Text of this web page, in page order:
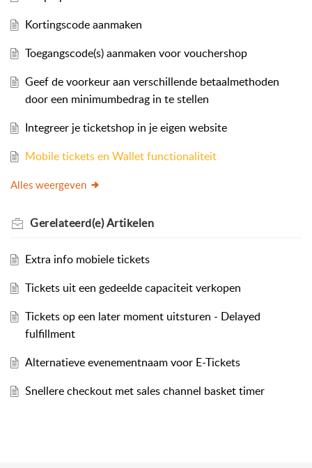
Kortingscode aanmaken
Toegangscode(s) aanmaken voor vouchershop
Geef de voorkeur aan verschillende betaalmethoden
door een minimumbedrag in te stellen
Integreer je ticketshop in je eigen website
Mobile tickets en Wallet functionaliteit
Alles weergeven
Gerelateerd(e)Artikelen
Extra info mobiele tickets
Tickets uit een gedeelde capaciteit verkopen
Tickets op een later moment uitsturen - Delayed
fulfillment
Alternatieve evenementnaam voor E-Tickets
Snellere checkout met sales channel basket timer